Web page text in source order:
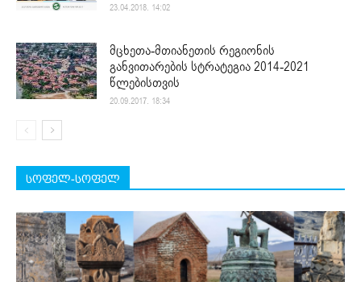
23.04.2018. 14:02
მცხეთა-მთიანეთის რეგიონის
განვითარების სტრატეგია 2014-2021
წლებისთვის
20.09.2017. 18:34
სოფელ-სოფელ